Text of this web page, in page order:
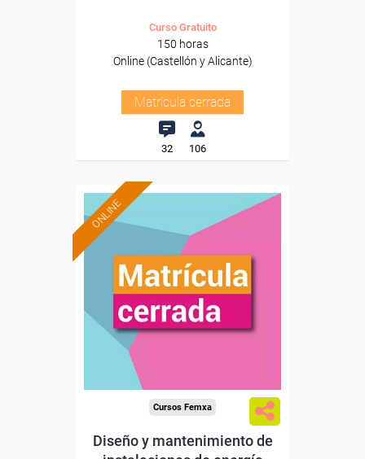
Curso Gratuito
150 horas
Online (Castellón y Alicante)
Matrícula cerrada
32 106
ONLINE
Cursos Femxa
Diseño y mantenimiento de